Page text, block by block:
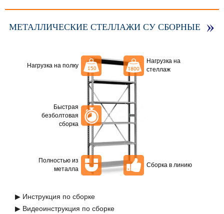
МЕТАЛЛИЧЕСКИЕ СТЕЛЛАЖИ СУ СБОРНЫЕ
Нагрузка на полку
Нагрузка на
стеллаж
Быстрая
безболтовая
сборка
Полностью из
металла
Сборка в линию
▶ Инструкция по сборке
▶ Видеоинструкция по сборке